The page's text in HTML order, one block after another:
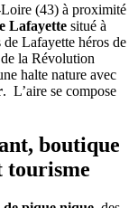
(43) à proximité
Lafayette situé à
Lafayette héros de
la Révolution
halte nature avec
. L’aire se compose
boutique
tourisme